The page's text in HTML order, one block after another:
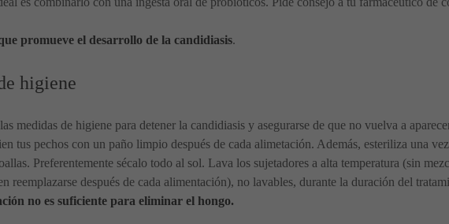
promueve el desarrollo de la candidiasis.
higiene
medidas de higiene para detener la candidiasis y asegurarse de que no vuelva a
tus pechos con un paño limpio después de cada alimetación. Además, esteriliza una
Preferentemente sécalo todo al sol. Lava los sujetadores a alta temperatura (sin
reemplazarse después de cada alimentación), no lavables, durante la duración del
no es suficiente para eliminar el hongo.